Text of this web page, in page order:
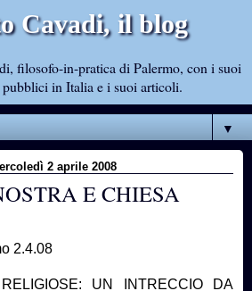
Cavadi, il blog
filosofo-in-pratica di Palermo, con i suoi
pubblici in Italia e i suoi articoli.
▼
2 aprile 2008
E CHIESA
2.4.08
UN INTRECCIO DA